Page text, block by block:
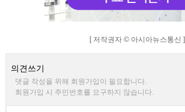
[ 저작권자 © 아시아뉴스통신 ]
의견쓰기
댓글 작성을 위해 회원가입이 필요합니다.
회원가입 시 주민번호를 요구하지 않습니다.